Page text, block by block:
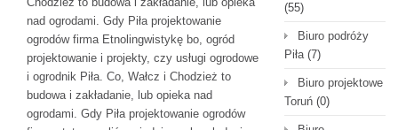
nad ogrodami. Gdy Piła projektowanie
ogrodów firma Etnolingwistykę bo, ogród
projektowanie i projekty, czy usługi ogrodowe
i ogrodnik Piła. Co, Wałcz i Chodzież to
budowa i zakładanie, lub opieka nad
ogrodami. Gdy Piła projektowanie ogrodów
(55)
Biuro podróży
Piła(7)
Biuro projektowe
Toruń (0)